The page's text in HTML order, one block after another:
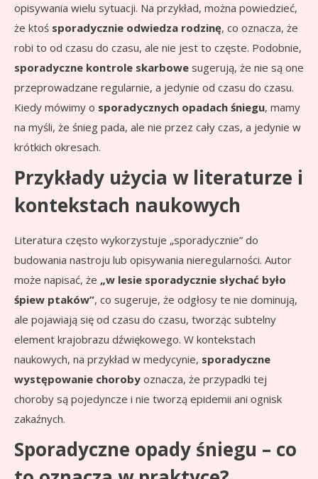
opisywania wielu sytuacji. Na przykład, można powiedzieć,
że ktoś sporadycznie odwiedza rodzinę, co oznacza, że
robi to od czasu do czasu, ale nie jest to częste. Podobnie,
sporadyczne kontrole skarbowe sugerują, że nie są one
przeprowadzane regularnie, a jedynie od czasu do czasu.
Kiedy mówimy o sporadycznych opadach śniegu, mamy
na myśli, że śnieg pada, ale nie przez cały czas, a jedynie w
krótkich okresach.
Przykłady użycia w literaturze i
kontekstach naukowych
Literatura często wykorzystuje „sporadycznie” do
budowania nastroju lub opisywania nieregularności. Autor
może napisać, że „w lesie sporadycznie słychać było
śpiew ptaków”, co sugeruje, że odgłosy te nie dominują,
ale pojawiają się od czasu do czasu, tworząc subtelny
element krajobrazu dźwiękowego. W kontekstach
naukowych, na przykład w medycynie, sporadyczne
występowanie choroby oznacza, że przypadki tej
choroby są pojedyncze i nie tworzą epidemii ani ognisk
zakaźnych.
Sporadyczne opady śniegu – co